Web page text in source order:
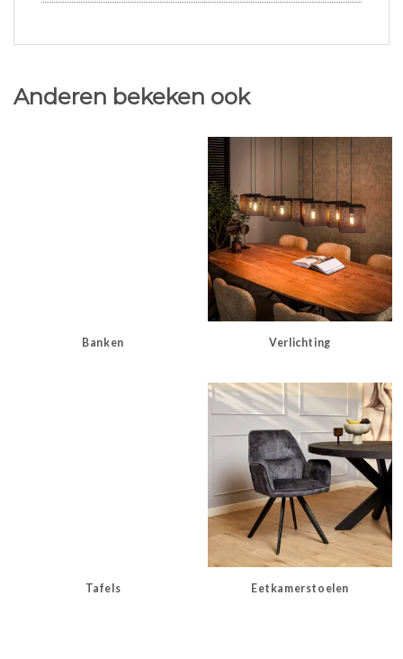
Anderen bekeken ook
Banken Verlichting
Tafels Eetkamerstoelen